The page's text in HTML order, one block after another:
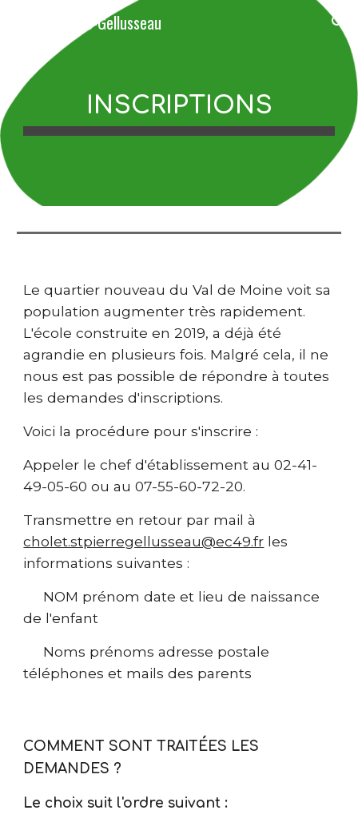
Skip to main content Skip to navigation
St Pierre-Gellusseau
INSCRIPTIONS
Le quartier nouveau du Val de Moine voit sa
population augmenter très rapidement.
L'école construite en 2019, a déjà été
agrandie en plusieurs fois. Malgré cela, il ne
nous est pas possible de répondre à toutes
les demandes d'inscriptions.
Voici la procédure pour s'inscrire :
Appeler le chef d'établissement au 02-41-
49-05-60 ou au 07-55-60-72-20.
Transmettre en retour par mail à
cholet.stpierregellusseau@ec49.fr les
informations suivantes :
NOM prénom date et lieu de naissance
de l'enfant
Noms prénoms adresse postale
téléphones et mails des parents
COMMENT SONT TRAITÉES LES
DEMANDES ?
Le choix suit l'ordre suivant :